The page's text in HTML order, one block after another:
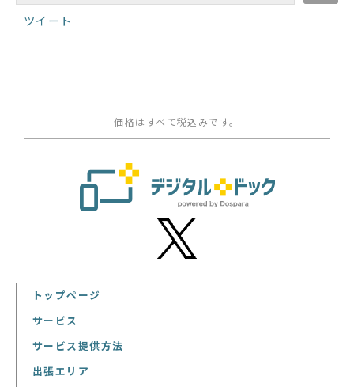
ツイート
価格はすべて税込みです。
トップページ
サービス
サービス提供方法
出張エリア